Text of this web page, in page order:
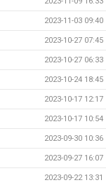
2023-11-03 09:40
2023-10-27 07:45
2023-10-27 06:33
2023-10-24 18:45
2023-10-17 12:17
2023-10-17 10:54
2023-09-30 10:36
2023-09-27 16:07
2023-09-22 13:31